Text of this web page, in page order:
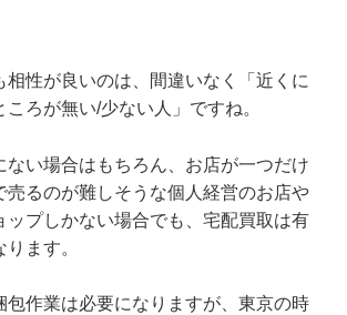
相性が良いのは、間違いなく「近くに
ろが無い/少ない人」ですね。
ない場合はもちろん、お店が一つだけ
売るのが難しそうな個人経営のお店や
ップしかない場合でも、宅配買取は有
ます。
包作業は必要になりますが、東京の時